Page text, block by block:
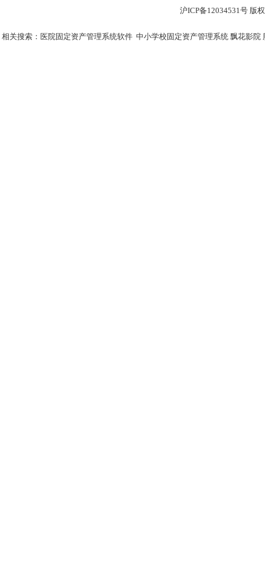
沪ICP备12034531号 版
相关搜索： 医院固定资产管理系统软件 中小学校固定资产管理系统 飘花影院